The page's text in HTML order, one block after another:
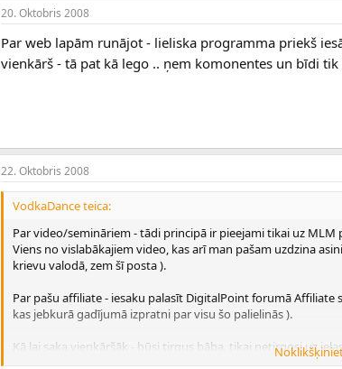
20. Oktobris 2008
Par web lapām runājot - lieliska programma priekš
vienkārš - tā pat kā lego .. ņem komonentes un bīdi tik
22. Oktobris 2008
VodkaDance teica:
Par video/semināriem - tādi principā ir pieejami tikai uz MLM
Viens no vislabākajiem video, kas arī man pašam uzdzina
krievu valodā, zem šī posta ).
Par pašu affiliate - iesaku palasīt DigitalPoint forumā
kas jebkurā gadījumā izpratni par visu šo palielinās ).
Kā lai saka vienkāršāk - būsi tirgus bāba, tikai netirgosi uz